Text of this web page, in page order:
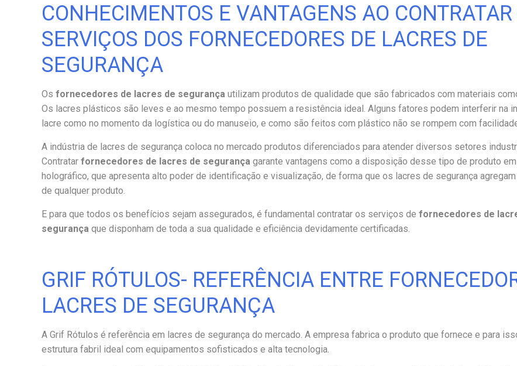
CONHECIMENTOS E VANTAGENS AO CONTRATAR
SERVIÇOS DOS FORNECEDORES DE LACRES DE
SEGURANÇA
Osfornecedores de lacres de segurança utilizam produtos de qualidade que são fabricados com materiais
Os lacres plásticos são leves e ao mesmo tempo possuem a resistência ideal. Alguns fatores podem interferir na
lacre como no momento da logística ou do manuseio, e como são feitos com plástico não se rompem com
A indústria de lacres de segurança coloca no mercado produtos diferenciados para atender diversos setores
Contratarfornecedores de lacres de segurança garante vantagens como a disposição desse tipo de produto
holográfico, que apresenta alto poder de identificação e visualização, de forma que os lacres de segurança agregam
de qualquer produto.
E para que todos os benefícios sejam assegurados, é fundamental contratar os serviços defornecedores de
segurança que disponham de toda a sua qualidade e eficiência devidamente certificadas.
GRIF RÓTULOS- REFERÊNCIA ENTRE
LACRES DE SEGURANÇA
A Grif Rótulos é referência em lacres de segurança do mercado. A empresa fabrica o produto que fornece e para
estrutura fabril ideal com equipamentos sofisticados e alta tecnologia.